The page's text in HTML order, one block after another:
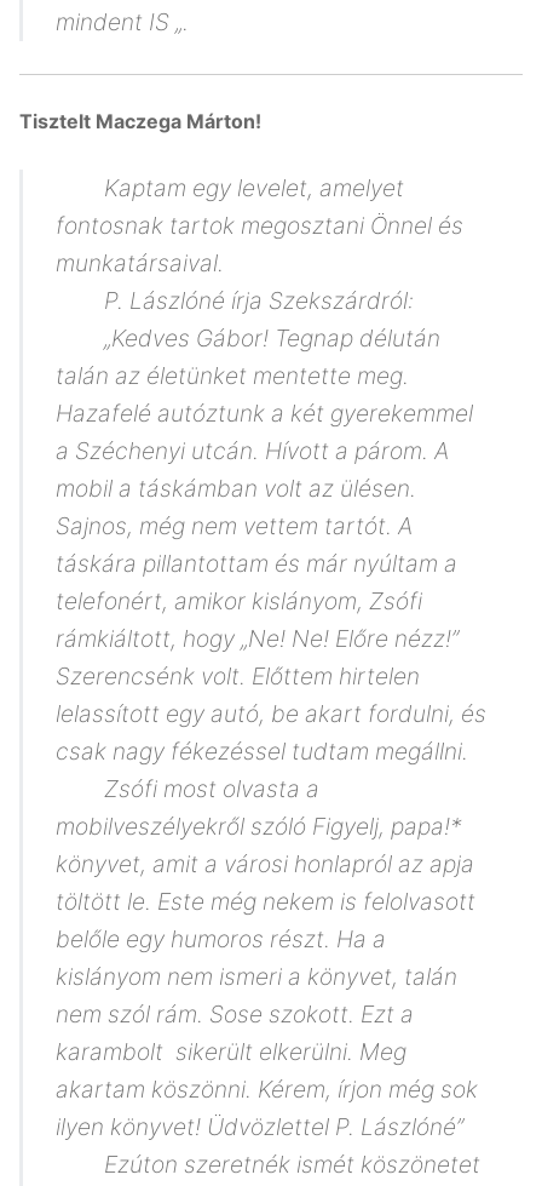
mindent IS „.
Tisztelt Maczega Márton!
Kaptam egy levelet, amelyet
fontosnak tartok megosztani Önnel és
munkatársaival.
P. Lászlóné írja Szekszárdról:
„Kedves Gábor! Tegnap délután
talán az életünket mentette meg.
Hazafelé autóztunk a két gyerekemmel
a Széchenyi utcán. Hívott a párom. A
mobil a táskámban volt az ülésen.
Sajnos, még nem vettem tartót. A
táskára pillantottam és már nyúltam a
telefonért, amikor kislányom, Zsófi
rámkiáltott, hogy „Ne! Ne! Előre nézz!”
Szerencsénk volt. Előttem hirtelen
lelassított egy autó, be akart fordulni, és
csak nagy fékezéssel tudtam megállni.
Zsófi most olvasta a
mobilveszélyekről szóló Figyelj, papa!*
könyvet, amit a városi honlapról az apja
töltött le. Este még nekem is felolvasott
belőle egy humoros részt. Ha a
kislányom nem ismeri a könyvet, talán
nem szól rám. Sose szokott. Ezt a
karambolt sikerült elkerülni. Meg
akartam köszönni. Kérem, írjon még sok
ilyen könyvet! Üdvözlettel P. Lászlóné”
Ezúton szeretnék ismét köszönetet